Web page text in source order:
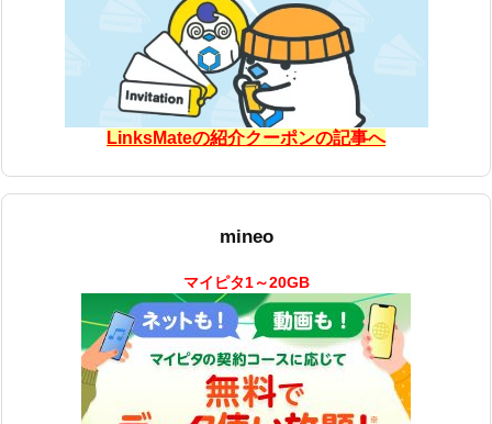
LinksMateの紹介クーポンの記事へ
mineo
マイピタ1～20GB